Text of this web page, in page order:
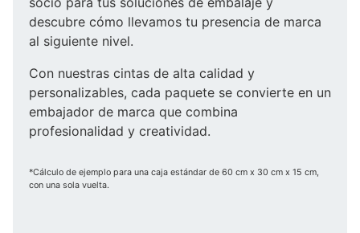
descubre cómo llevamos tu presencia de marca
al siguiente nivel.
Con nuestras cintas de alta calidad y
personalizables, cada paquete se convierte en un
embajador de marca que combina
profesionalidad y creatividad.
*Cálculo de ejemplo para una caja estándar de 60 cm x 30 cm x 15 cm,
con una sola vuelta.